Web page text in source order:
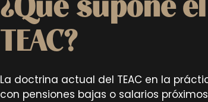
¿Qué supone
TEAC?
La doctrina actual del TEAC en la
con pensiones bajas o salarios próximos